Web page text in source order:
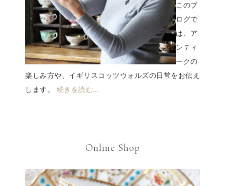
このブ
ログで
は、ア
ンティ
ークの
楽しみ方や、イギリスコッツウォルズの日常をお伝え
します。 続きを読む…
Online Shop